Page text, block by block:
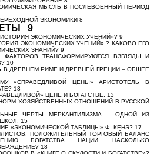
МЫСЛЬ В ПОСЛЕВОЕННЫЙ ПЕРИОД
ЭКОНОМИКИ 8
9
ЭКОНОМИЧЕСКИХ УЧЕНИЙ»? 9
ЭКОНОМИЧЕСКИХ УЧЕНИЙ» ? КАКОВО ЕГО
ЗНАНИЙ? 9
ТРАНСФОРМИРУЮТСЯ ВЗГЛЯДЫ И
10
ДРЕВНЕМ РИМЕ И ДРЕВНЕЙ ГРЕЦИИ – ОБЩЕЕ
«СПРАВЕДЛИВОЙ ЦЕНЫ» АРИСТОТЕЛЬ В
13
ЦЕНЕ И БОГАТСТВЕ. 13
ХОЗЯЙСТВЕННЫХ ОТНОШЕНИЙ В РУССКОЙ
ЧЕРТЫ МЕРКАНТИЛИЗМА – ОДНОЙ ИЗ
15
«ЭКОНОМИЧЕСКОЙ ТАБЛИЦЫ»-Ф. КЕНЭ? 17
ПОЛОЖИТЕЛЬНЫЙ ТОРГОВЫЙ БАЛАНС
БОГАТСТВА НАЦИИ. НАСКОЛЬКО
18